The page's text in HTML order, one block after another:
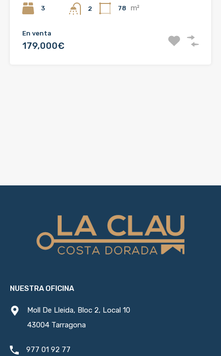
3 2 78 m²
En venta
179,000€
NUESTRA OFICINA
Moll De Lleida, Bloc 2, Local 10
43004 Tarragona
977 01 92 77